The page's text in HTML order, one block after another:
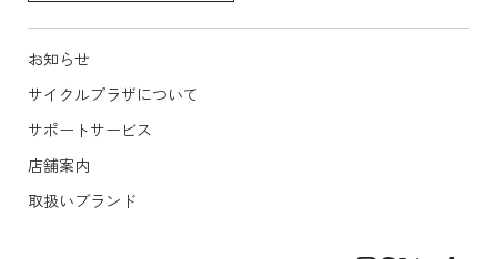
お知らせ
サイクルプラザについて
サポートサービス
店舗案内
取扱いブランド